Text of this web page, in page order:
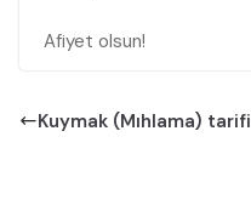
Afiyet olsun!
Kuymak (Mıhlama) tarifi